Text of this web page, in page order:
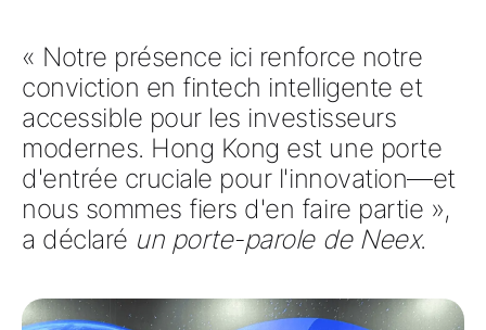
« Notre présence ici renforce notre
conviction en fintech intelligente et
accessible pour les investisseurs
modernes. Hong Kong est une porte
d'entrée cruciale pour l'innovation—et
nous sommes fiers d'en faire partie »,
a déclaré un porte-parole de Neex.